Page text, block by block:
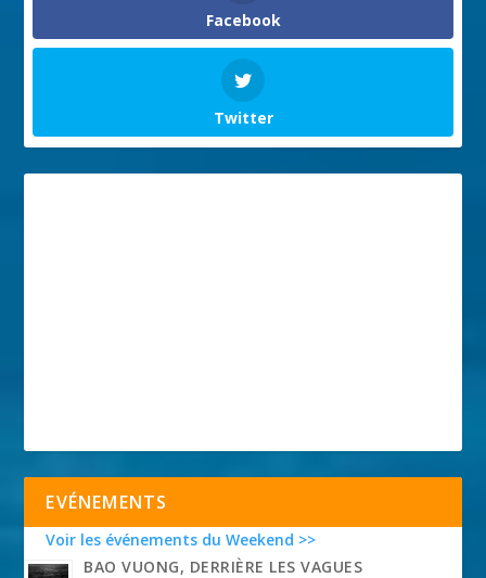
Facebook
Twitter
EVÉNEMENTS
Voir les événements du Weekend >>
BAO VUONG, DERRIÈRE LES VAGUES